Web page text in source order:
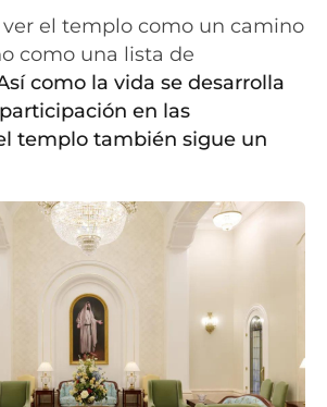
el templo como un camino
como una lista de
como la vida se desarrolla
en las
templo también sigue un